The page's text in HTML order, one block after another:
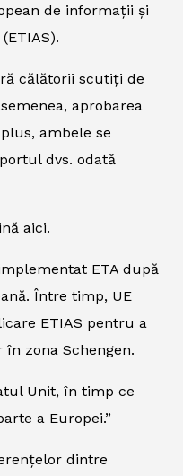
de informații și
călătorii scutiți de
aprobarea
ambele se
dvs. odată
aici.
ETA după
Între timp, UE
ETIAS pentru a
zona Schengen.
Unit, în timp ce
a Europei.”
dintre